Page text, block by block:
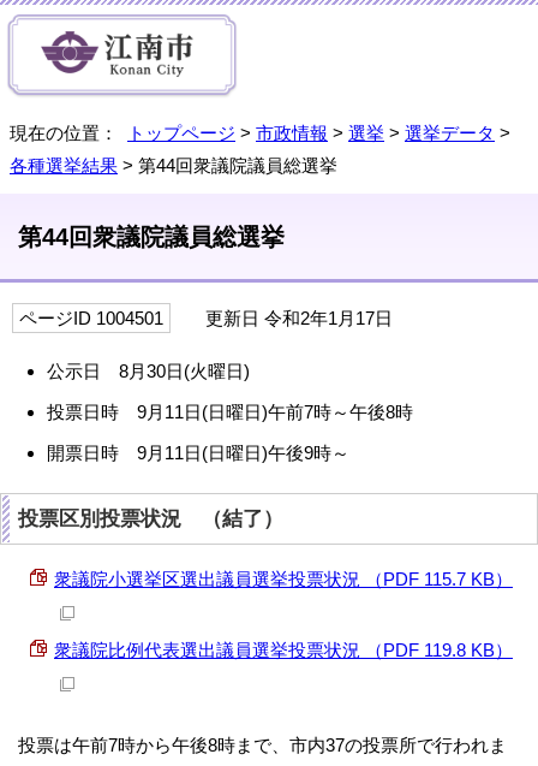
現在の位置： トップページ > 市政情報 > 選挙 > 選挙データ >
各種選挙結果 > 第44回衆議院議員総選挙
第44回衆議院議員総選挙
ページID 1004501 更新日 令和2年1月17日
公示日 8月30日(火曜日)
投票日時 9月11日(日曜日)午前7時～午後8時
開票日時 9月11日(日曜日)午後9時～
投票区別投票状況 （結了）
衆議院小選挙区選出議員選挙投票状況 （PDF 115.7 KB）
衆議院比例代表選出議員選挙投票状況 （PDF 119.8 KB）
投票は午前7時から午後8時まで、市内37の投票所で行われま